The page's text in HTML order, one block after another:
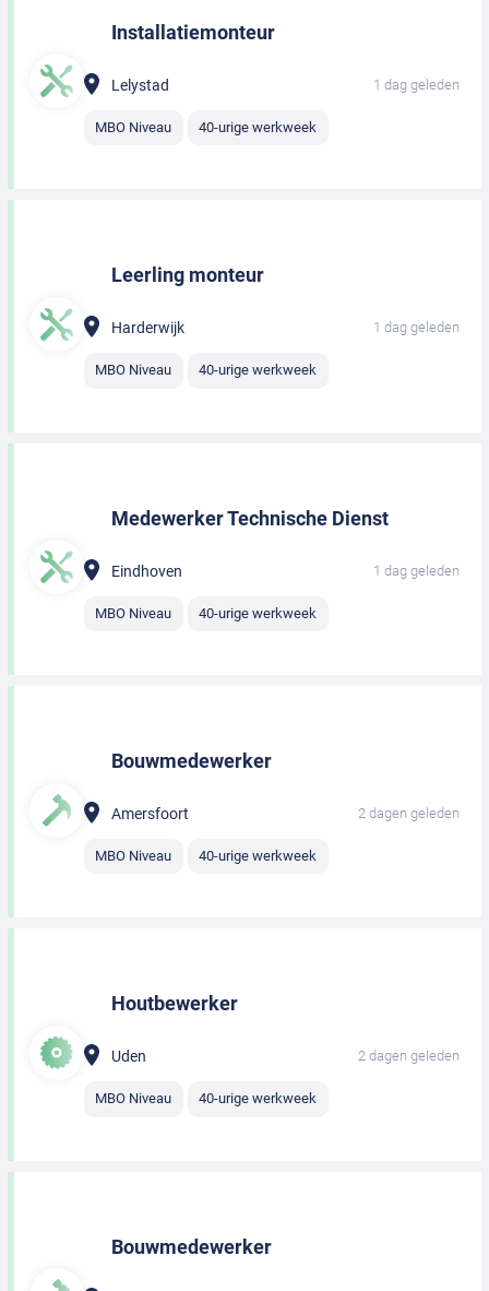
Installatiemonteur
Lelystad 1 dag geleden
MBO Niveau 40-urige werkweek
Leerling monteur
Harderwijk 1 dag geleden
MBO Niveau 40-urige werkweek
Medewerker Technische Dienst
Eindhoven 1 dag geleden
MBO Niveau 40-urige werkweek
Bouwmedewerker
Amersfoort 2 dagen geleden
MBO Niveau 40-urige werkweek
Houtbewerker
Uden 2 dagen geleden
MBO Niveau 40-urige werkweek
Bouwmedewerker